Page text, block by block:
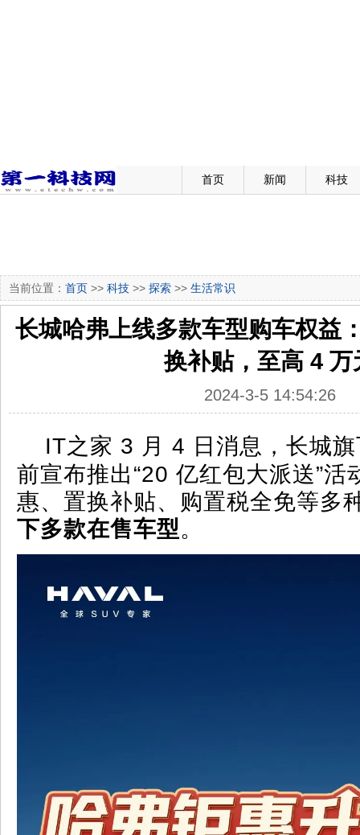
首页 新闻 科技
当前位置： 首页 >> 科技 >> 探索 >> 生活常识
长城哈弗上线多款车型购车权益
换补贴，至高 4 万
2024-3-5 14:54:26
IT之家 3 月 4 日消息，长城
前宣布推出“20 亿红包大派送”活
惠、置换补贴、购置税全免等多
下多款在售车型。